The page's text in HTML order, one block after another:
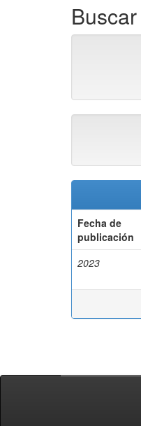
Fecha de
publicación
2023